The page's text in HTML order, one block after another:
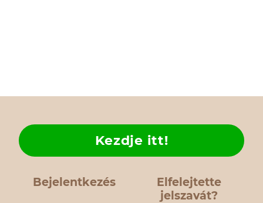
Bejelentkezés
Elfelejtette
jelszavát?
Kezdje itt!